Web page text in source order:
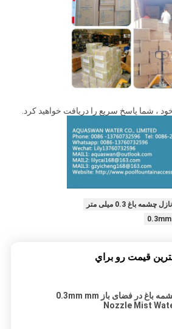
، شما پاسخ سریع را دریافت خواهید کرد.
قيمت رو براي
چشمه باغ در فضای باز 0.3mm mm
Nozzle Mist